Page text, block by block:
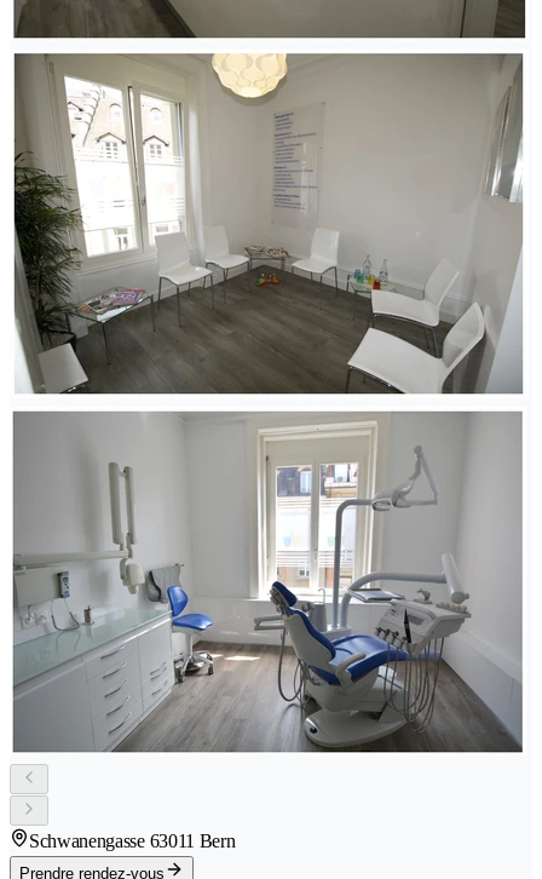
Schwanengasse 63011 Bern
Prendre rendez-vous